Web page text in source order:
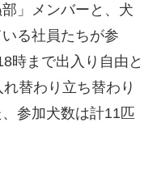
」メンバーと、犬
る社員たちが参
時まで出入り自由と
替わり立ち替わり
参加犬数は計11匹